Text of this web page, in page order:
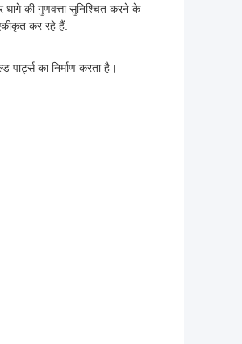
की गुणवत्ता सुनिश्चित करने के
कर रहे हैं.
का निर्माण करता है।